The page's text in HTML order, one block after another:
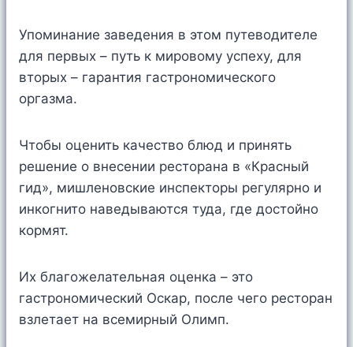
Упоминание заведения в этом путеводителе
для первых – путь к мировому успеху, для
вторых – гарантия гастрономического
оргазма.
Чтобы оценить качество блюд и принять
решение о внесении ресторана в «Красный
гид», мишленовские инспекторы регулярно и
инкогнито наведываются туда, где достойно
кормят.
Их благожелательная оценка – это
гастрономический Оскар, после чего ресторан
взлетает на всемирный Олимп.